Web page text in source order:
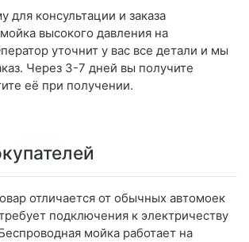
для консультации и заказа
высокого давления на
уточнит у вас все детали и мы
Через 3-7 дней вы получите
её при получении.
отличается от обычных автомоек
подключения к электричеству
мойка работает на